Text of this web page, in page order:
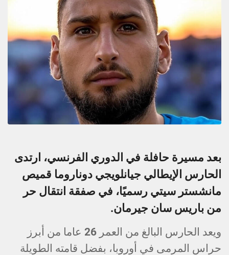
بعد مسيرة حافلة في الدوري الفرنسي، ارتدى
الحارس الإيطالي جيانلويجي دوناروما قميص
مانشستر سيتي رسميًا، في صفقة انتقال حر
من باريس سان جيرمان.
ويعد الحارس البالغ من العمر 26 عاما من أبرز
حراس المرمى في أوروبا، بفضل قامته الطويلة